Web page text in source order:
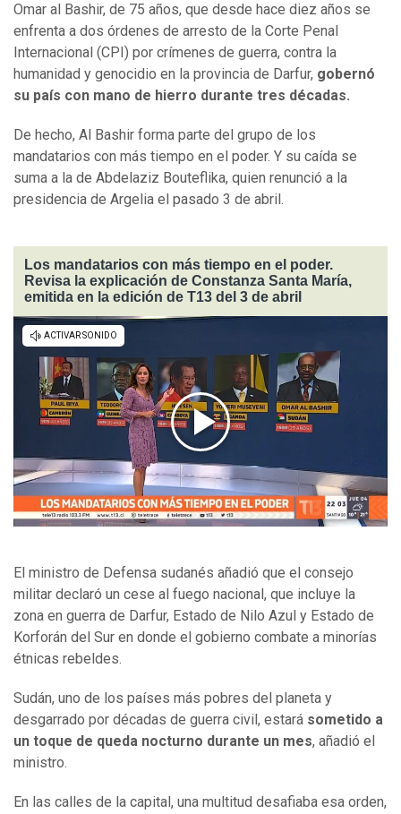
Omar al Bashir, de 75 años, que desde hace diez años se
enfrenta a dos órdenes de arresto de la Corte Penal
Internacional (CPI) por crímenes de guerra, contra la
humanidad y genocidio en la provincia de Darfur, gobernó
su país con mano de hierro durante tres décadas.
De hecho, Al Bashir forma parte del grupo de los
mandatarios con más tiempo en el poder. Y su caída se
suma a la de Abdelaziz Bouteflika, quien renunció a la
presidencia de Argelia el pasado 3 de abril.
Los mandatarios con más tiempo en el poder.
Revisa la explicación de Constanza Santa María,
emitida en la edición de T13 del 3 de abril
El ministro de Defensa sudanés añadió que el consejo
militar declaró un cese al fuego nacional, que incluye la
zona en guerra de Darfur, Estado de Nilo Azul y Estado de
Korforán del Sur en donde el gobierno combate a minorías
étnicas rebeldes.
Sudán, uno de los países más pobres del planeta y
desgarrado por décadas de guerra civil, estará sometido a
un toque de queda nocturno durante un mes, añadió el
ministro.
En las calles de la capital, una multitud desafiaba esa orden,